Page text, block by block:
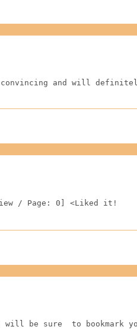
and will
/ Page: 0] <Liked it!
be sure  to